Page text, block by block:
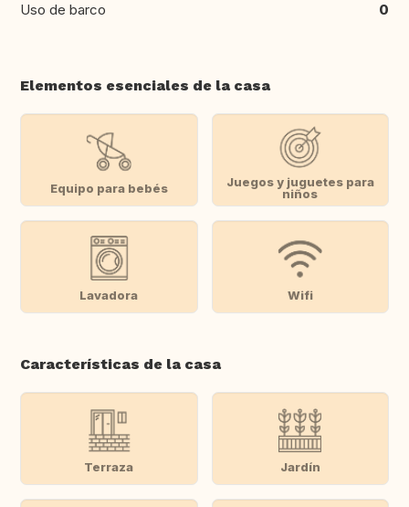
Uso de barco 0
Elementos esenciales de la casa
Equipo para bebés
Juegos y juguetes para
niños
Lavadora Wifi
Características de la casa
Terraza Jardín